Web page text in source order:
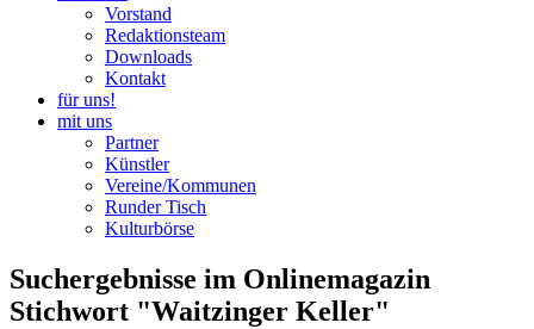
Vorstand
Redaktionsteam
Downloads
Kontakt
für uns!
mit uns
Partner
Künstler
Vereine/Kommunen
Runder Tisch
Kulturbörse
Suchergebnisse im Onlinemagazin
Stichwort "Waitzinger Keller"